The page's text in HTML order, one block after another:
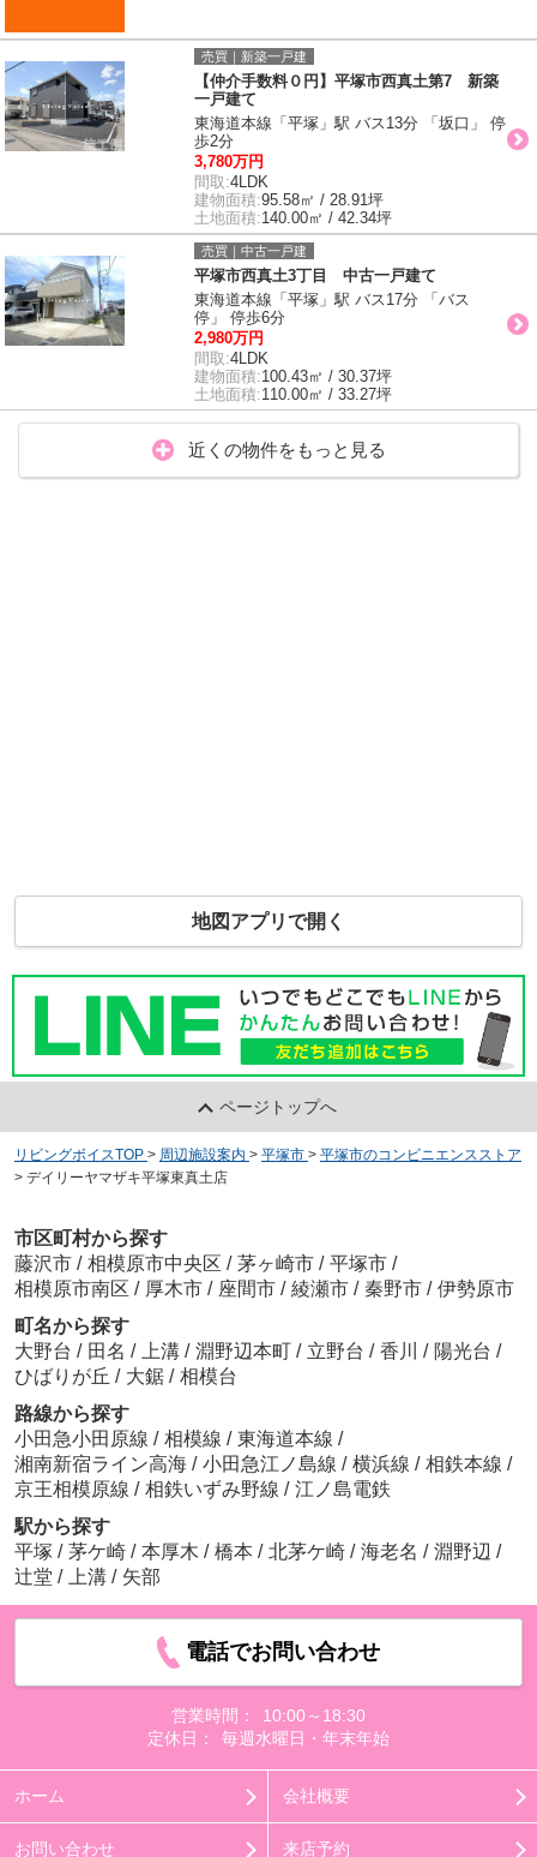
売買｜新築一戸建
【仲介手数料０円】平塚市西真土第7 新築
一戸建て
東海道本線「平塚」駅 バス13分 「坂口」 停
歩2分
3,780万円
間取:4LDK
建物面積:95.58㎡ / 28.91坪
土地面積:140.00㎡ / 42.34坪
売買｜中古一戸建
平塚市西真土3丁目 中古一戸建て
東海道本線「平塚」駅 バス17分 「バス
停」 停歩6分
2,980万円
間取:4LDK
建物面積:100.43㎡ / 30.37坪
土地面積:110.00㎡ / 33.27坪
近くの物件をもっと見る
地図アプリで開く
ページトップへ
リビングボイスTOP > 周辺施設案内 > 平塚市 > 平塚市のコンビニエンスストア
> デイリーヤマザキ平塚東真土店
市区町村から探す
藤沢市 / 相模原市中央区 / 茅ヶ崎市 / 平塚市 /
相模原市南区 / 厚木市 / 座間市 / 綾瀬市 / 秦野市 / 伊勢原市
町名から探す
大野台 / 田名 / 上溝 / 淵野辺本町 / 立野台 / 香川 / 陽光台 /
ひばりが丘 / 大鋸 / 相模台
路線から探す
小田急小田原線 / 相模線 / 東海道本線 /
湘南新宿ライン高海 / 小田急江ノ島線 / 横浜線 / 相鉄本線 /
京王相模原線 / 相鉄いずみ野線 / 江ノ島電鉄
駅から探す
平塚 / 茅ケ崎 / 本厚木 / 橋本 / 北茅ケ崎 / 海老名 / 淵野辺 /
辻堂 / 上溝 / 矢部
電話でお問い合わせ
営業時間：
10:00～18:30
定休日：
毎週水曜日・年末年始
ホーム 会社概要
お問い合わせ 来店予約